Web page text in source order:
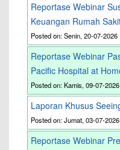
Reportase Webinar
Keuangan Rumah
Posted on: Senin, 20-07-2026
Reportase Webinar
Pacific Hospital at
Posted on: Kamis, 09-07-2026
Laporan Khusus
Posted on: Jumat, 03-07-2026
Reportase Webinar